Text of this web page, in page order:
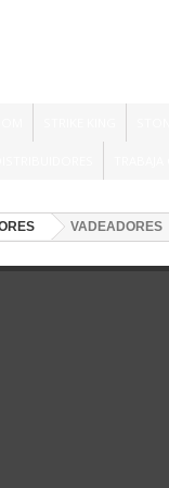
VADEADORES